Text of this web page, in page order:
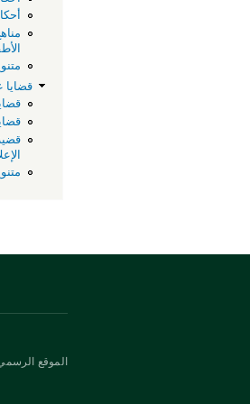
قضايا
الموقع